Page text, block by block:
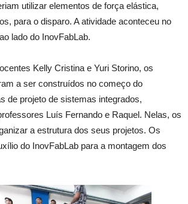
utilizar elementos de força elástica,
para o disparo. A atividade aconteceu no
lado do InovFabLab.
Kelly Cristina e Yuri Storino, os
a ser construídos no começo do
de projeto de sistemas integrados,
Luís Fernando e Raquel. Nelas, os
a estrutura dos seus projetos. Os
do InovFabLab para a montagem dos